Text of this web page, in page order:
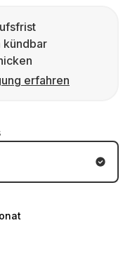
kündbar
erfahren